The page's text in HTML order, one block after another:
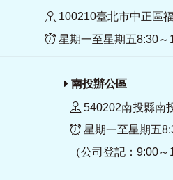
100210臺北市中正區
星期一至星期五8:30～
南投辦公區
540202南投縣南
星期一至星期五
（公司登記：9:00